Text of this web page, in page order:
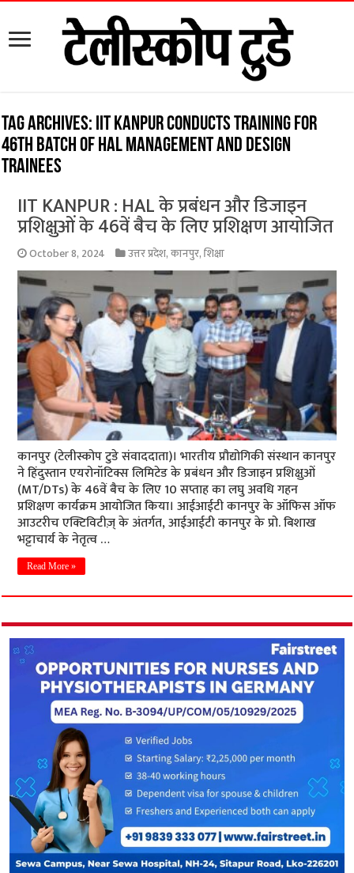
Tag Archives: IIT Kanpur conducts training for
46th batch of HAL management and design
trainees
IIT KANPUR : HAL के प्रबंधन और डिजाइन
प्रशिक्षुओं के 46वें बैच के लिए प्रशिक्षण आयोजित
October 8, 2024 उत्तर प्रदेश,कानपुर,शिक्षा
कानपुर (टेलीस्कोप टुडे संवाददाता)। भारतीय प्रौद्योगिकी संस्थान कानपुर
ने हिंदुस्तान एयरोनॉटिक्स लिमिटेड के प्रबंधन और डिजाइन प्रशिक्षुओं
(MT/DTs) के 46वें बैच के लिए 10 सप्ताह का लघु अवधि गहन
प्रशिक्षण कार्यक्रम आयोजित किया। आईआईटी कानपुर के ऑफिस ऑफ
आउटरीच एक्टिविटीज़् के अंतर्गत, आईआईटी कानपुर के प्रो. बिशाख
भट्टाचार्य के नेतृत्व …
Read More »